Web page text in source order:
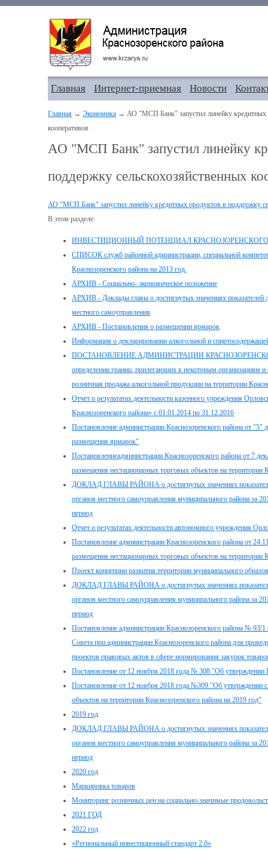
Главная Интернет-приемная Новости
Главная → Экономика → АО "МСП Банк" запустил линейку кредитных
кооперативов
АО "МСП Банк" запустил линейку
поддержку сельскохозяйственных
АО "МСП Банк" запустил линейку кредитных продуктов в поддержку
В этом разделе:
ИНВЕСТИЦИОННЫЙ ПОТЕНЦИАЛ
СПИСОК служб районной администрации, специальной
Краснозоренского района на 2013 год.
АРХИВ - Социально- экономическое положение
АРХИВ - Доклады главы о достигнутых значениях показателей
местного самоуправления
АРХИВ - Постановления о размещении ярмарок
Информация о декларировании алкогольной и
ПОСТАНОВЛЕНИЕ АДМИНИСТРАЦИИ
определении границ, прилегающих к некоторым организациям и
розничная продажа алкогольной продукции на территории
Отчет о результатах деятельности казенного учреждения
Краснозоренского района» с 01.01.2014 по 31.12.2016
Постановление администрации Краснозоренского района от
размещения ярмарок"
Постановлениеадминистрации Краснозоренского района от 7
размещения нестационарных торговых объектов на территории
ДОКЛАД ГЛАВЫ РАЙОНА о достигнутых значениях
органов местного самоуправления муниципального района за
период
Отчет о результатах деятельности автономного учреждения
Постановление администрации Краснозоренского района от
размещения нестационарных торговых объектов на территории
Проект концепции развития территории муниципального
ДОКЛАД ГЛАВЫ РАЙОНА о достигнутых значениях
органов местного самоуправления муниципального района за
период
Постановление администрации Краснозоренского района № 93/
Совета при администрации Краснозоренского района для
проектов правовых актов в сфере нормирования закупок
Постановление от 12 ноября 2018 года № 308 "Об
Постановление от 12 ноября 2018 года №309 "Об утверждении
объектов на территории Краснозоренского района на 2019 год"
2019 год
ДОКЛАД ГЛАВЫ РАЙОНА о достигнутых значениях
органов местного самоуправления муниципального района за
период
2020 год
Маркировка товаров
Мониторинг розничных цен на социально-значимые
2021 ГОД
2022 год
«Региональный инвестиционный стандарт 2.0»